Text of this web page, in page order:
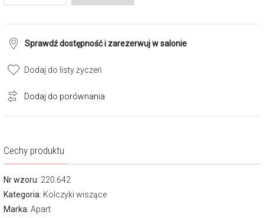
Sprawdź dostępność i zarezerwuj w salonie
Dodaj do listy życzeń
Dodaj do porównania
Cechy produktu
Nr wzoru: 220.642
Kategoria: Kolczyki wiszące
Marka: Apart